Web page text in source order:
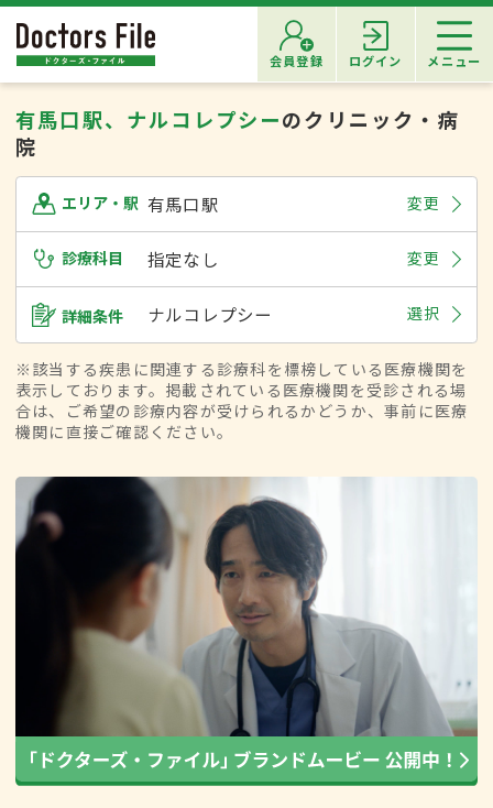
会員登録 ログイン メニュー
有馬口駅、ナルコレプシーのクリニック・病
院
エリア・駅 有馬口駅 変更
診療科目 指定なし 変更
詳細条件 ナルコレプシー 選択
※該当する疾患に関連する診療科を標榜している医療機関を
表示しております。掲載されている医療機関を受診される場
合は、ご希望の診療内容が受けられるかどうか、事前に医療
機関に直接ご確認ください。